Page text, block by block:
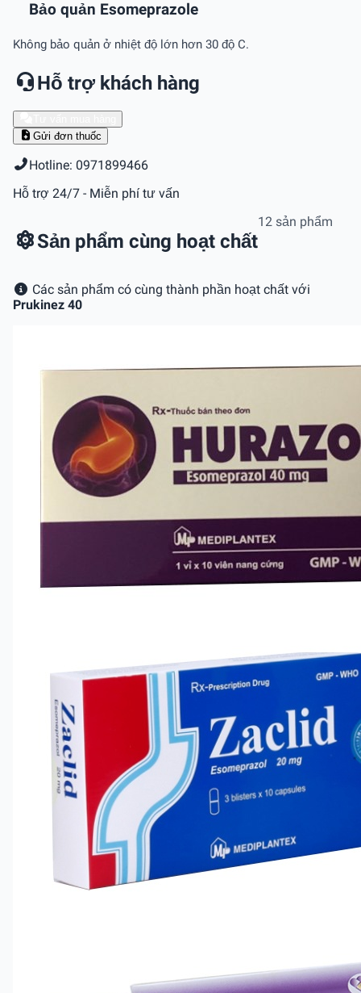
Bảo quản Esomeprazole
Không bảo quản ở nhiệt độ lớn hơn 30 độ C.
Hỗ trợ khách hàng
Gửi đơn thuốc
Hotline: 0971899466
Hỗ trợ 24/7 - Miễn phí tư vấn
Sản phẩm cùng hoạt chất
12 sản phẩm
Các sản phẩm có cùng thành phần hoạt chất với
Prukinez 40